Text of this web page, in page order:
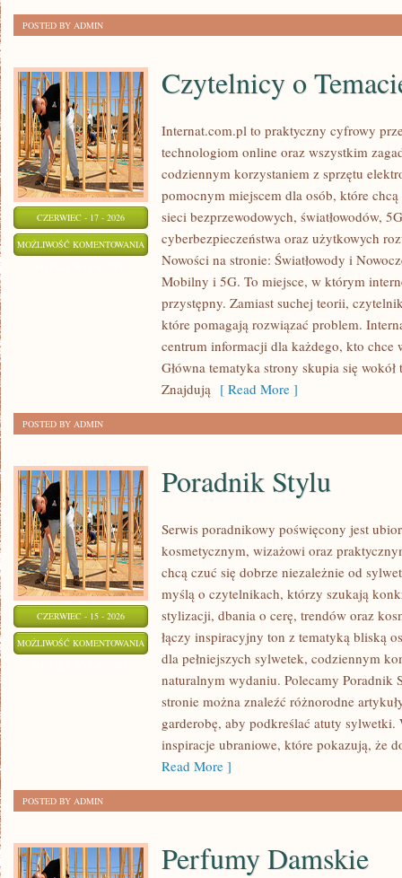
POSTED BY ADMIN
CZERWIEC - 17 - 2026
MOŻLIWOŚĆ KOMENTOWANIA CZYTELNICY
TEMACIE
Czytelnicy o
Internat.com.pl to praktyczny cyfrowy
technologiom online oraz wszystkim
codziennym korzystaniem z sprzętu
pomocnym miejscem dla osób, które
sieci bezprzewodowych, światłowodów,
cyberbezpieczeństwa oraz użytkowych
Nowości na stronie: Światłowody i
Mobilny i 5G. To miejsce, w którym
przystępny. Zamiast suchej teorii,
które pomagają rozwiązać problem.
centrum informacji dla każdego, kto chce
Główna tematyka strony skupia się
Znajdują [ Read More ]
POSTED BY ADMIN
CZERWIEC - 15 - 2026
MOŻLIWOŚĆ KOMENTOWANIA PORADNIK
STYLU
Poradnik Stylu
Serwis poradnikowy poświęcony jest
kosmetycznym, wizażowi oraz
chcą czuć się dobrze niezależnie od
myślą o czytelnikach, którzy szukają
stylizacji, dbania o cerę, trendów oraz
łączy inspiracyjny ton z tematyką bliską
dla pełniejszych sylwetek, codziennym
naturalnym wydaniu. Polecamy Poradnik
stronie można znaleźć różnorodne
garderobę, aby podkreślać atuty sylwetki.
inspiracje ubraniowe, które pokazują, że
Read More ]
POSTED BY ADMIN
Perfumy Damskie